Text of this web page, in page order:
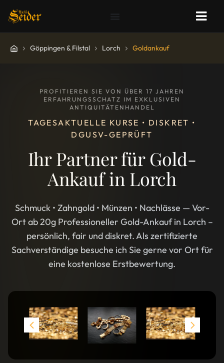
Göppingen & Filstal Lorch Goldankauf
PROFITIEREN SIE VON ÜBER 17 JAHREN
ERFAHRUNGSSCHATZ IM EXKLUSIVEN
ANTIQUITÄTENHANDEL
TAGESAKTUELLE KURSE • DISKRET •
DGUSV-GEPRÜFT
Ihr Partner für Gold-
Ankauf in Lorch
Schmuck • Zahngold • Münzen • Nachlässe — Vor-
Ort ab 20g Professioneller Gold-Ankauf in Lorch –
persönlich, fair und diskret. Als zertifizierte
Sachverständige besuche ich Sie gerne vor Ort für
eine kostenlose Erstbewertung.